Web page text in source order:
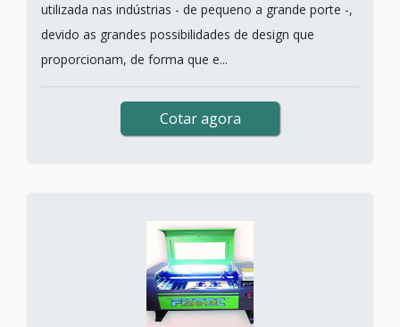
utilizada nas indústrias - de pequeno a grande porte -,
devido as grandes possibilidades de design que
proporcionam, de forma que e...
Cotar agora